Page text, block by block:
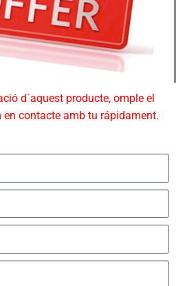
d´aquest producte, omple el
contacte amb tu rápidament.